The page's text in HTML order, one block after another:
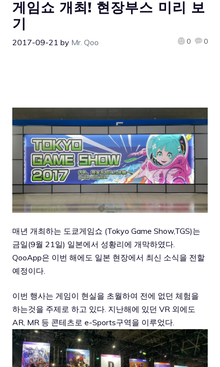
게임쇼 개최! 현장부스 미리 보
기
2017-09-21 by Mr. Qoo 0 0
매년 개최하는 도쿄게임쇼 (Tokyo Game Show,TGS)는
금일(9월 21일) 일본에서 성황리에 개막하였다.
QooApp은 이번 해에도 일본 현장에서 최신 소식을 전할
예정이다.
이번 행사는 게임이 현실을 초월하여 전에 없던 체험을
하는것을 주제로 하고 있다. 지난해에 있던 VR 외에도
AR, MR 등 콘테츠로 e-Sports구역을 이루었다.